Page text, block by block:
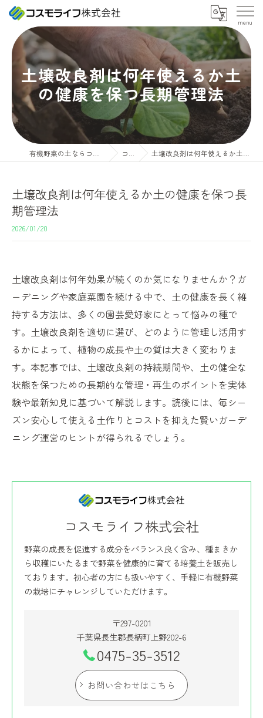
土壌改良剤は何年使えるか土
の健康を保つ長期管理法
コラム 土壌改良剤は何年使えるか土の健康を保つ長期管理法
土壌改良剤は何年使えるか土の健康を保つ長
期管理法
2026/01/20
土壌改良剤は何年効果が続くのか気になりませんか？ガ
ーデニングや家庭菜園を続ける中で、土の健康を長く維
持する方法は、多くの園芸愛好家にとって悩みの種で
す。土壌改良剤を適切に選び、どのように管理し活用す
るかによって、植物の成長や土の質は大きく変わりま
す。本記事では、土壌改良剤の持続期間や、土の健全な
状態を保つための長期的な管理・再生のポイントを実体
験や最新知見に基づいて解説します。読後には、毎シー
ズン安心して使える土作りとコストを抑えた賢いガーデ
ニング運営のヒントが得られるでしょう。
コスモライフ株式会社
野菜の成長を促進する成分をバランス良く含み、種まきか
ら収穫にいたるまで野菜を健康的に育てる培養土を販売し
ております。初心者の方にも扱いやすく、手軽に有機野菜
の栽培にチャレンジしていただけます。
〒297-0201
千葉県長生郡長柄町上野202-6
0475-35-3512
お問い合わせはこちら